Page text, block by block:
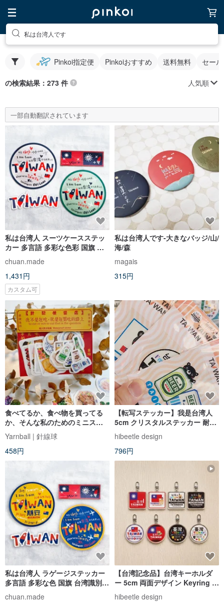
私は台湾人です
Pinkoi指定便 Pinkoiおすすめ 送料無料 セー
の検索結果：273 件 人気順
一部自動翻訳されています
私は台湾人 スーツケースステッ
カー 多言語 多彩な色彩 国旗 台
湾識別独自デザイン
chuan.made
1,431円
カスタム可
私は台湾人です-大きなバッジ/山/
海/森
magais
315円
食べてるか、食べ物を買ってる
か、そんな私のためのミニステ
ッカーセット。パール加工ステ
ッカー 19枚入り 台湾グルメ 台
湾テイスト
Yarnball | 針線球
458円
【転写ステッカー】我是台湾人
5cm クリスタルステッカー 耐水
文創 キャリーケース用ステッカ
ー
hibeetle design
796円
私は台湾人 ラゲージステッカー
多言語 多彩な色 国旗 台湾識別
期安限定
chuan.made
【台湾記念品】台湾キーホルダ
ー 5cm 両面デザイン Keyring キ
ーリング
hibeetle design